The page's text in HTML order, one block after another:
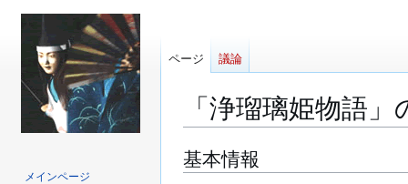
「浄瑠璃姫物語」
ナ
ビ
検
索
基本情報
ページ 議論
メインページ